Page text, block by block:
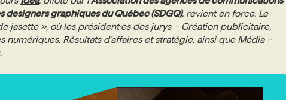
designers graphiques du Québec (SDGQ), revient en force. Le
jasette », où les président·es des jurys – Création publicitaire,
Résultats d’affaires et stratégie, ainsi que Média –